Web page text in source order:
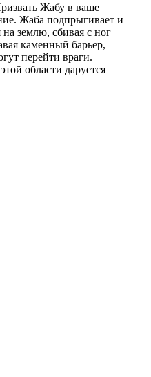
Жабу в ваше
Жаба подпрыгивает и
на землю, сбивая с ног
каменный барьер,
перейти враги.
области даруется